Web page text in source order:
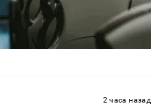
2 часа назад